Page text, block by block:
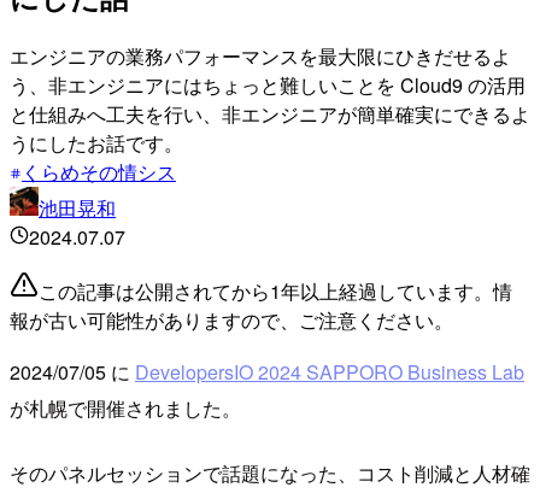
エンジニアの業務パフォーマンスを最大限にひきだせるよ
う、非エンジニアにはちょっと難しいことを Cloud9 の活用
と仕組みへ工夫を行い、非エンジニアが簡単確実にできるよ
うにしたお話です。
くらめその情シス
池田晃和
2024.07.07
この記事は公開されてから1年以上経過しています。情
報が古い可能性がありますので、ご注意ください。
2024/07/05 に DevelopersIO 2024 SAPPORO Business Lab
が札幌で開催されました。
そのパネルセッションで話題になった、コスト削減と人材確